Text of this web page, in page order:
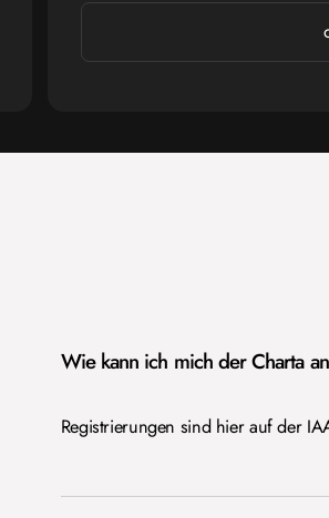
Wie kann ich mich der Charta
Registrierungen sind hier auf der